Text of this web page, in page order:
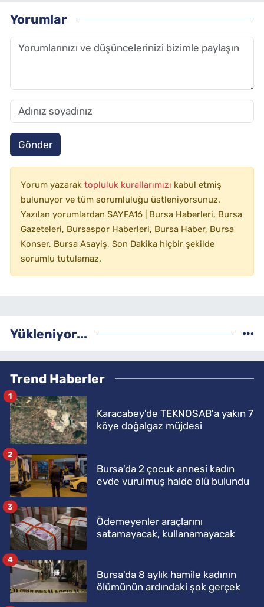
Yorumlar
Gönder
Yorum yazarak topluluk kurallarımızı kabul etmiş
bulunuyor ve tüm sorumluluğu üstleniyorsunuz.
Yazılan yorumlardan SAYFA16 | Bursa Haberleri, Bursa
Gazeteleri, Bursaspor Haberleri, Bursa Haber, Bursa
Konser, Bursa Asayiş, Son Dakika hiçbir şekilde
sorumlu tutulamaz.
Yükleniyor...
Trend Haberler
Karacabey'de TEKNOSAB'a yakın 7
köye doğalgaz müjdesi
1
Bursa'da 2 çocuk annesi kadın
evde vurulmuş halde ölü bulundu
2
Ödemeyenler araçlarını
satamayacak, kullanamayacak
3
Bursa'da 8 aylık hamile kadının
ölümünün ardındaki şok gerçek
4